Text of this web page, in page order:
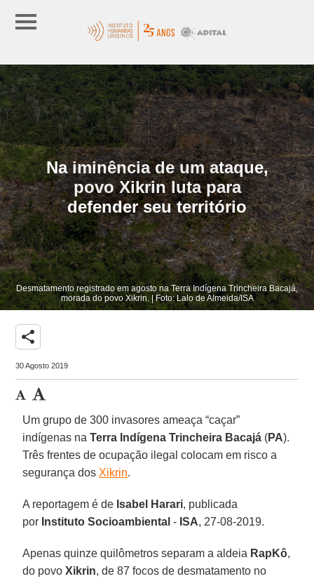
Na iminência de um ataque,
povo Xikrin luta para
defender seu território
Desmatamento registrado em agosto na Terra Indígena Trincheira Bacajá,
morada do povo Xikrin. | Foto: Lalo de Almeida/ISA
share
30 Agosto 2019
Um grupo de 300 invasores ameaça “caçar”
indígenas naTerra Indígena Trincheira Bacajá (PA).
Três frentes de ocupação ilegal colocam em risco a
segurança dos Xikrin.
A reportagem é de Isabel Harari, publicada
por Instituto Socioambiental - ISA, 27-08-2019.
Apenas quinze quilômetros separam a aldeia RapKô,
do povoXikrin, de 87 focos de desmatamento no